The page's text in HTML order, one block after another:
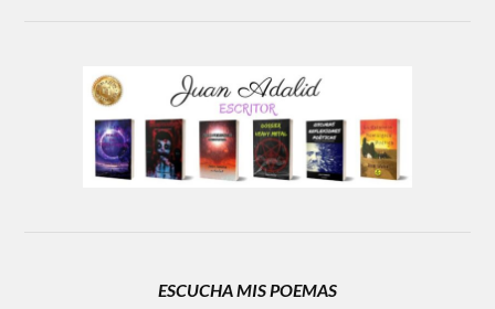
ESCUCHA MIS POEMAS